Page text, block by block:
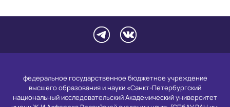
федеральное государственное бюджетное учреждение
высшего образования и науки «Санкт-Петербургский
национальный исследовательский Академический университет